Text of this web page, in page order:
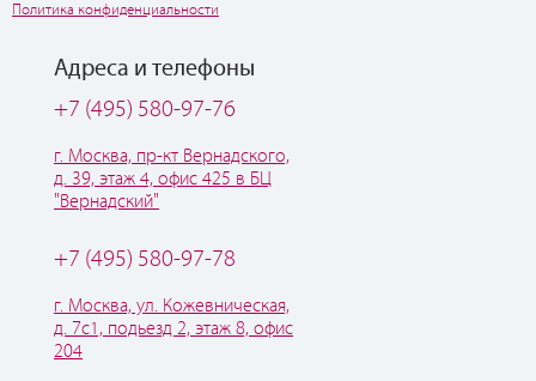
Политика конфиденциальности
Адреса и телефоны
+7 (495) 580-97-76
г. Москва, пр-кт Вернадского,
д. 39, этаж 4, офис 425 в БЦ
"Вернадский"
+7 (495) 580-97-78
г. Москва, ул. Кожевническая,
д. 7с1, подьезд 2, этаж 8, офис
204